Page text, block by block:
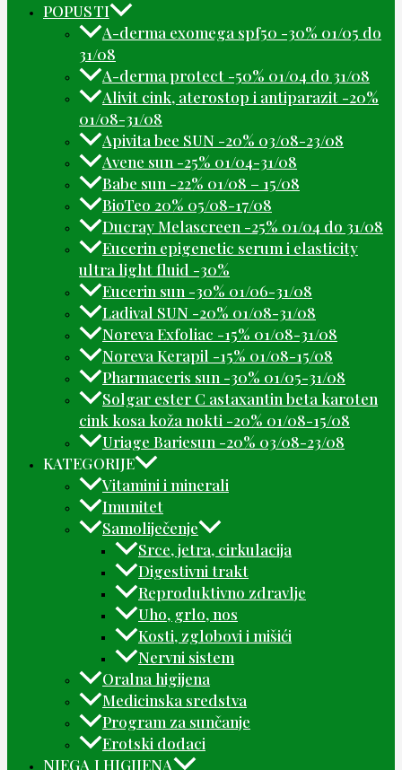
POPUSTI
A-derma exomega spf50 -30% 01/05 do
31/08
A-derma protect -50% 01/04 do 31/08
Alivit cink, aterostop i antiparazit -20%
01/08-31/08
Apivita bee SUN -20% 03/08-23/08
Avene sun -25% 01/04-31/08
Babe sun -22% 01/08 – 15/08
BioTeo 20% 05/08-17/08
Ducray Melascreen -25% 01/04 do 31/08
Eucerin epigenetic serum i elasticity
ultra light fluid -30%
Eucerin sun -30% 01/06-31/08
Ladival SUN -20% 01/08-31/08
Noreva Exfoliac -15% 01/08-31/08
Noreva Kerapil -15% 01/08-15/08
Pharmaceris sun -30% 01/05-31/08
Solgar ester C astaxantin beta karoten
cink kosa koža nokti -20% 01/08-15/08
Uriage Bariesun -20% 03/08-23/08
KATEGORIJE
Vitamini i minerali
Imunitet
Samoliječenje
Srce, jetra, cirkulacija
Digestivni trakt
Reproduktivno zdravlje
Uho, grlo, nos
Kosti, zglobovi i mišići
Nervni sistem
Oralna higijena
Medicinska sredstva
Program za sunčanje
Erotski dodaci
NJEGA I HIGIJENA